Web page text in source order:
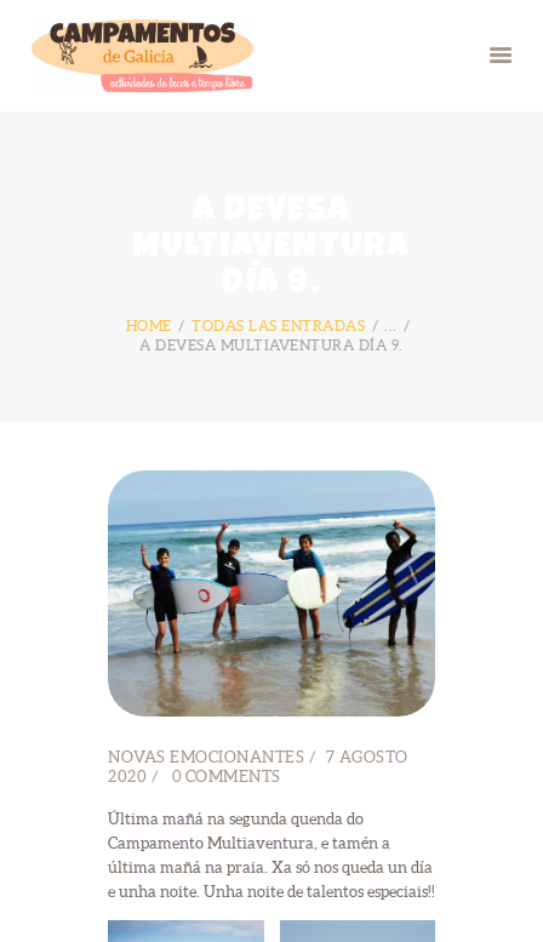
HOME TODAS LAS ENTRADAS
A DEVESA MULTIAVENTURA DÍA 9.
BLOG
NOVAS EMOCIONANTES
7 AGOSTO
2020
0 COMMENTS
Última mañá na segunda quenda do
Campamento Multiaventura, e tamén a
última mañá na praia. Xa só nos queda un día
e unha noite. Unha noite de talentos especiais!!